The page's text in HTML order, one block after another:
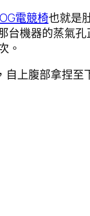
電競椅也就是
機器的蒸氣
。
上腹部拿捏至